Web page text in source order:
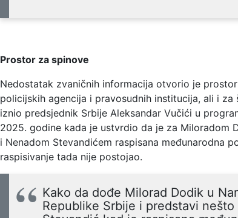
Prostor za spinove
Nedostatak zvaničnih informacija otvorio je
policijskih agencija i pravosudnih institucija, ali i
iznio predsjednik Srbije Aleksandar Vučići u
2025. godine kada je ustvrdio da je za Miloradom
i Nenadom Stevandićem raspisana međunarodna
raspisivanje tada nije postojao.
Kako da dođe Milorad Dodik u
Republike Srbije i predstavi